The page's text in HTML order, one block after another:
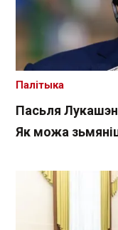
Пасьля
Як можа
Палітыка